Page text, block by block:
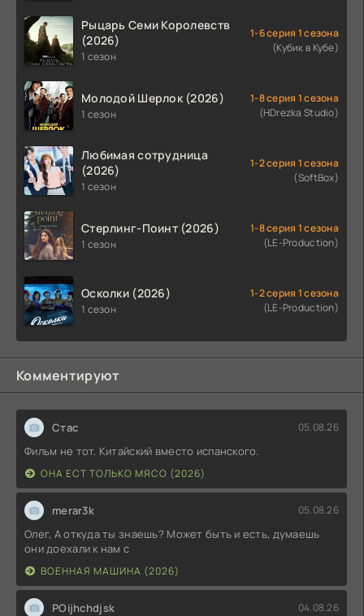
Рыцарь Семи Королевств
(2026)
1 сезон
1-6 серия 1 сезона
(Кубик в Кубе)
Молодой Шерлок (2026)
1 сезон
1-8 серия 1 сезона
(HDrezka Studio)
Любимая сотрудница
(2026)
1 сезон
1-2 серия 1 сезона
(SoftBox)
Стерлинг-Поинт (2026)
1 сезон
1-8 серия 1 сезона
(LE-Production)
Осколки (2026)
1 сезон
1-2 серия 1 сезона
(LE-Production)
Комментируют
Стас 05.08.26
Фильм не тот. Китайский вместо испанского.
ОНА ЕСТ ТОЛЬКО МЯСО (2026)
merar3k 05.08.26
Олег, А откуда ты знаешь? Может быть и есть, думаешь
они доехали к нам с
ВОЕННАЯ МАШИНА (2026)
POijhchdjsk 04.08.26